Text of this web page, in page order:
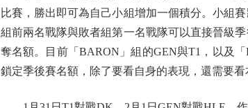
比賽，勝出即可為自己小組增加一個積分。小組
組前兩名戰隊與敗者組第一名戰隊可以直接晉級
奪名額。目前「BARON」組的GEN與T1，以及
鎖定季後賽名額，除了要看自身的表現，還需要看